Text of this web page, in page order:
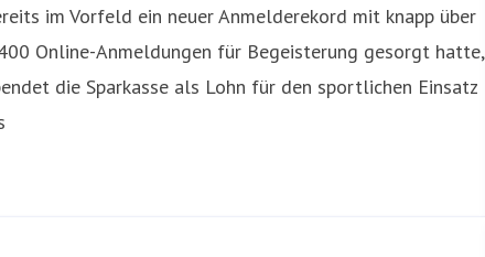
im Vorfeld ein neuer Anmelderekord mit knapp über
Online-Anmeldungen für Begeisterung gesorgt hatte,
die Sparkasse als Lohn für den sportlichen Einsatz